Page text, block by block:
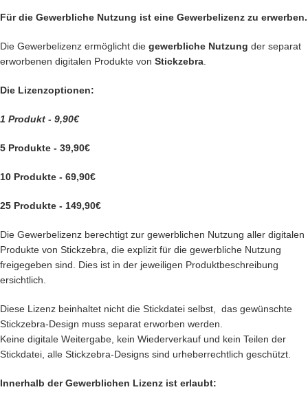
Für die Gewerbliche Nutzung ist eine Gewerbelizenz zu erwerben.
Die Gewerbelizenz ermöglicht die gewerbliche Nutzung der separat
erworbenen digitalen Produkte von Stickzebra.
Die Lizenzoptionen:
1 Produkt - 9,90€
5 Produkte - 39,90€
10 Produkte - 69,90€
25 Produkte - 149,90€
Die Gewerbelizenz berechtigt zur gewerblichen Nutzung aller digitalen
Produkte von Stickzebra, die explizit für die gewerbliche Nutzung
freigegeben sind. Dies ist in der jeweiligen Produktbeschreibung
ersichtlich.
Diese Lizenz beinhaltet nicht die Stickdatei selbst, das gewünschte
Stickzebra-Design muss separat erworben werden.
Keine digitale Weitergabe, kein Wiederverkauf und kein Teilen der
Stickdatei, alle Stickzebra-Designs sind urheberrechtlich geschützt.
Innerhalb der Gewerblichen Lizenz ist erlaubt: